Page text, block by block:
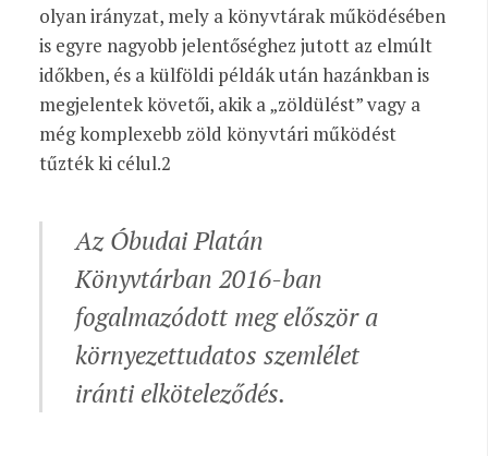
olyan irányzat, mely a könyvtárak működésében
is egyre nagyobb jelentőséghez jutott az elmúlt
időkben, és a külföldi példák után hazánkban is
megjelentek követői, akik a „zöldülést” vagy a
még komplexebb zöld könyvtári működést
tűzték ki célul.2
Az Óbudai Platán
Könyvtárban 2016-ban
fogalmazódott meg először a
környezettudatos szemlélet
iránti elköteleződés.